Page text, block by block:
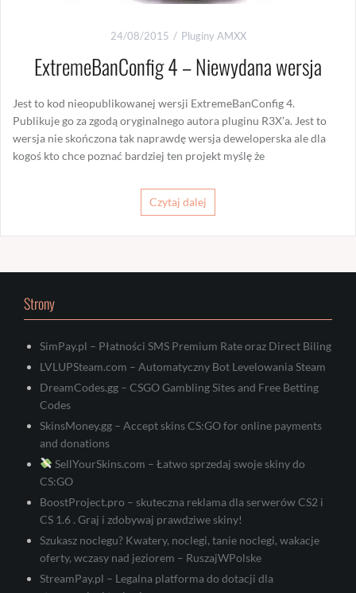
24/08/2015 Pluginy AMXX
ExtremeBanConfig 4 – Niewydana wersja
Jest to kod nieopublikowanej wersji ExtremeBanConfig 4.
Publikuje go za zgodą oryginalnego autora pluginu R3X’a. Jest to
wersja nie skończona tak naprawdę wersja deweloperska ale dla
kogoś kto chce poznać bardziej ten projekt myślę że
Czytaj dalej
Strony
SimPay.pl – Płatności SMS Premium Rate oraz Direct Biling
LVLUPSteam.com – Automatyczny Bot Levelowania Steam
DreamCodes.gg – CSGO Gambling Sites and Free Betting
Codes
SkinsMoney.gg – Accept skins CS:GO for online payments
and donations
SellYourSkins.com – Łatwo sprzedaj swoje skiny do
CS:GO
BoostProject.pro – skuteczna reklama dla serwerów CS2 i
CS 1.6 . Graj i zdobywaj prawdziwe skiny!
Szukasz noclegu? Kwatery, noclegi, tanie noclegi, wakacje
oferty, wczasy nad jeziorem – RuszajWPolske
StreamPay.pl – Legalna platforma do dotacji dla